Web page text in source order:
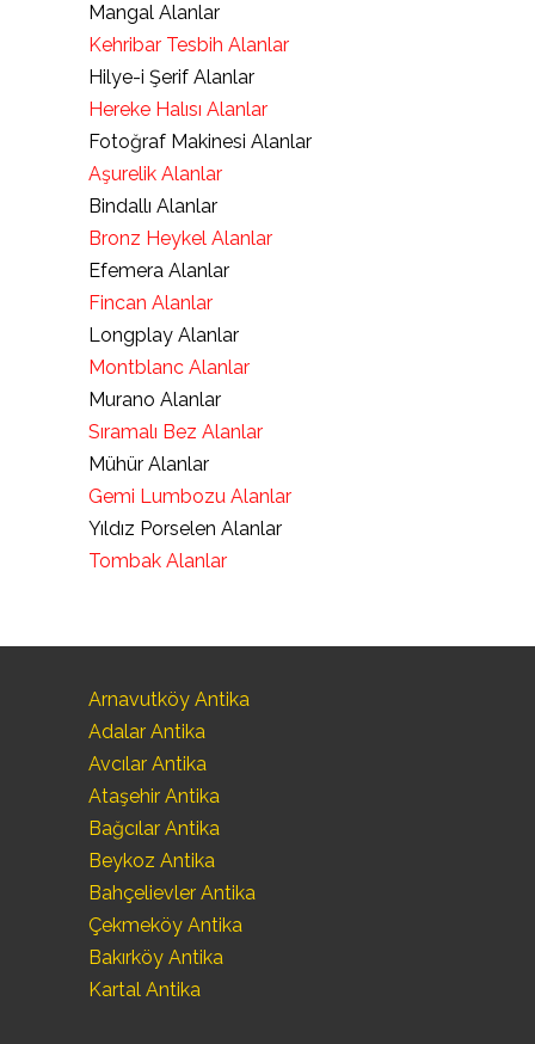
Mangal Alanlar
Kehribar Tesbih Alanlar
Hilye-i Şerif Alanlar
Hereke Halısı Alanlar
Fotoğraf Makinesi Alanlar
Aşurelik Alanlar
Bindallı Alanlar
Bronz Heykel Alanlar
Efemera Alanlar
Fincan Alanlar
Longplay Alanlar
Montblanc Alanlar
Murano Alanlar
Sıramalı Bez Alanlar
Mühür Alanlar
Gemi Lumbozu Alanlar
Yıldız Porselen Alanlar
Tombak Alanlar
Arnavutköy Antika
Adalar Antika
Avcılar Antika
Ataşehir Antika
Bağcılar Antika
Beykoz Antika
Bahçelievler Antika
Çekmeköy Antika
Bakırköy Antika
Kartal Antika